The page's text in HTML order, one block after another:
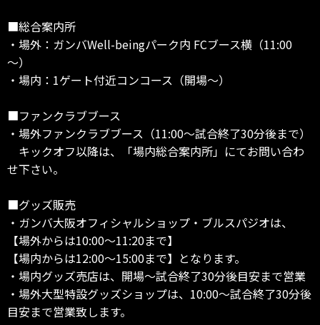
■総合案内所
・場外：ガンバWell-beingパーク内 FCブース横（11:00
～）
・場内：1ゲート付近コンコース（開場～）
■ファンクラブブース
・場外ファンクラブブース（11:00～試合終了30分後まで）
キックオフ以降は、「場内総合案内所」にてお問い合わ
せ下さい。
■グッズ販売
・ガンバ大阪オフィシャルショップ・ブルスパジオは、
【場外からは10:00～11:20まで】
【場内からは12:00～15:00まで】となります。
・場内グッズ売店は、開場～試合終了30分後目安まで営業
・場外大型特設グッズショップは、10:00～試合終了30分後
目安まで営業致します。